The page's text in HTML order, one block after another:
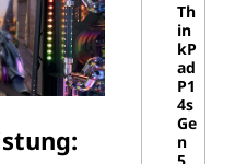
Th
in
kP
ad
P1
4s
Ge
n